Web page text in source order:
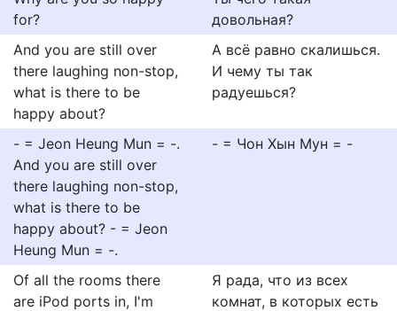
for?
довольная?
And you are still over
there laughing non-stop,
what is there to be
happy about?
А всё равно скалишься.
И чему ты так
радуешься?
- = Jeon Heung Mun = -.
And you are still over
there laughing non-stop,
what is there to be
happy about? - = Jeon
Heung Mun = -.
- = Чон Хын Мун = -
Of all the rooms there
are iPod ports in, I'm
Я рада, что из всех
комнат, в которых есть